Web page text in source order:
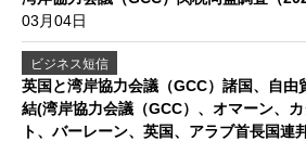
03月04日
ビジネス短信
英国と湾岸協力会議（GCC）諸国、自由
結(湾岸協力会議（GCC）、オマーン、
ト、バーレーン、英国、アラブ首長国連